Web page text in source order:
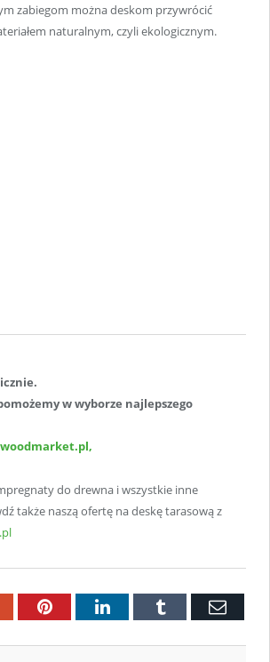
zabiegom można deskom przywrócić
naturalnym, czyli ekologicznym.
w wyborze najlepszego
do drewna i wszystkie inne
także naszą ofertę na deskę tarasową z
PinterestLinkedInTumblr Email